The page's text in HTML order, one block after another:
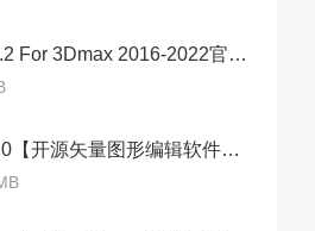
AutoPivot v1.2 For 3Dmax 2016-2022官方稳定版
InkSpace v1.0【开源矢量图形编辑软件】免安装绿色版